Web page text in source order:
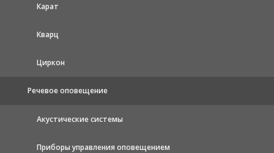
Карат
Кварц
Циркон
Речевое оповещение
Акустические системы
Приборы управления оповещением